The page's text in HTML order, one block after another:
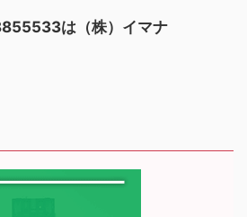
は（株）イマナ